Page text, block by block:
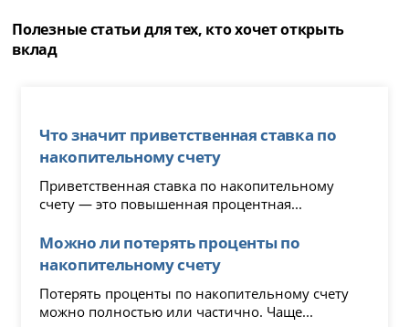
Полезные статьи для тех, кто хочет открыть
вклад
Что значит приветственная ставка по
накопительному счету
Приветственная ставка по накопительному
счету — это повышенная процентная...
Можно ли потерять проценты по
накопительному счету
Потерять проценты по накопительному счету
можно полностью или частично. Чаще...